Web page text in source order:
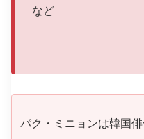
など
パク・ミニョンは韓国俳